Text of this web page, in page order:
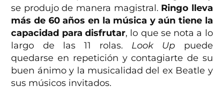
se produjo de manera magistral. Ringo lleva
más de 60 años en la música y aún tiene la
capacidad para disfrutar, lo que se nota a lo
largo de las 11 rolas. Look Up puede
quedarse en repetición y contagiarte de su
buen ánimo y la musicalidad del ex Beatle y
sus músicos invitados.